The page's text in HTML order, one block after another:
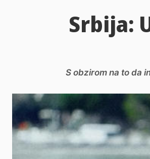
Srbija:
S obzirom na to da